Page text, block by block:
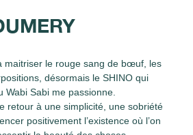
maitriser le rouge sang de bœuf, les
désormais le SHINO qui
Wabi Sabi me passionne.
retour à une simplicité, une sobriété
positivement l’existence où l’on